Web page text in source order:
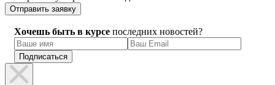
Отправить заявку
Хочешь быть в курсе последних новостей?